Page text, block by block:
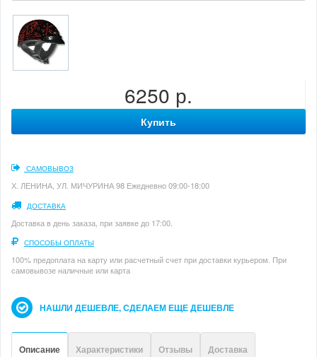
6250 р.
Купить
САМОВЫВОЗ
Х. ЛЕНИНА, УЛ. МИЧУРИНА 98 Ежедневно 09:00-18:00
ДОСТАВКА
Доставка в день заказа, при заявке до 17:00.
СПОСОБЫ ОПЛАТЫ
100% предоплата на карту или расчетный счет при доставки курьером. При
самовывозе наличные или карта
НАШЛИ ДЕШЕВЛЕ, СДЕЛАЕМ ЕЩЕ ДЕШЕВЛЕ
Описание Характеристики Отзывы Доставка